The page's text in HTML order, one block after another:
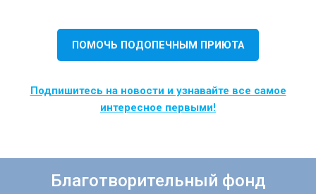
ПОМОЧЬ ПОДОПЕЧНЫМ ПРИЮТА
Подпишитесь на новости и узнавайте все самое
интересное первыми!
Благотворительный фонд